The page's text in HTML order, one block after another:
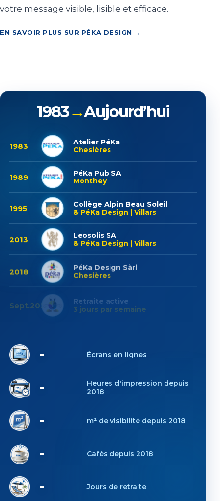
votre message visible, lisible et efficace.
EN SAVOIR PLUS SUR PÉKA DESIGN →
1983→Aujourd’hui
1983
Atelier PéKa
Chesières
1989
PéKa Pub SA
Monthey
1995
Collège Alpin Beau Soleil
& PéKa Design | Villars
2013
Leosolis SA
& PéKa Design | Villars
2018
PéKa Design Sàrl
Chesières
Sept.2025
Retraite active
3 jours par semaine
6 Écrans en lignes
1'023
Heures d'impression depuis
2018
6'232 m² de visibilité depuis 2018
19'593 Cafés depuis 2018
84 Jours de retraite